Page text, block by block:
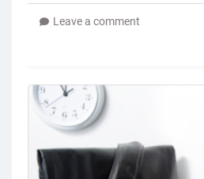
Leave a comment